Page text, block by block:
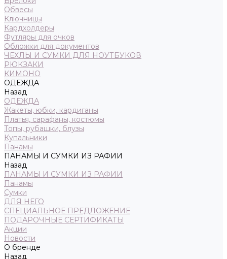
Обвесы
Ключницы
Кардхолдеры
Футляры для очков
Обложки для документов
ЧЕХЛЫ И СУМКИ ДЛЯ НОУТБУКОВ
РЮКЗАКИ
КИМОНО
ОДЕЖДА
Назад
ОДЕЖДА
Жакеты, юбки, кардиганы
Платья, сарафаны, костюмы
Топы, рубашки, блузы
Купальники
Панамы
ПАНАМЫ И СУМКИ ИЗ РАФИИ
Назад
ПАНАМЫ И СУМКИ ИЗ РАФИИ
Панамы
Сумки
ДЛЯ НЕГО
СПЕЦИАЛЬНОЕ ПРЕДЛОЖЕНИЕ
ПОДАРОЧНЫЕ СЕРТИФИКАТЫ
Акции
Новости
О бренде
Назад